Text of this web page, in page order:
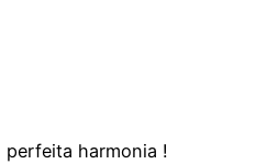
harmonia !